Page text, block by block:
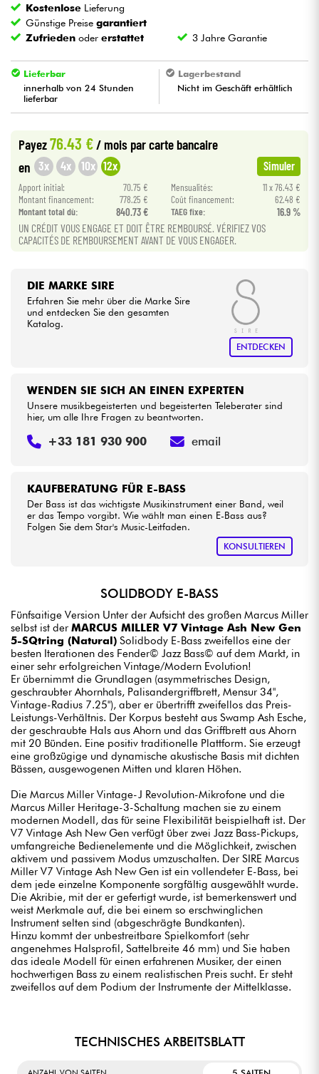
Blasinstrumente
Violinen & Quartett
Kinder
Kabel & Zubehöre
HiFi
Bundle
Kostenlose Lieferung
Günstige Preisegarantiert
Zufrieden odererstattet 3 Jahre Garantie
Lieferbar
innerhalb von 24 Stunden
lieferbar
Lagerbestand
Nicht im Geschäft erhältlich
Payez76.43 €/ mois par carte bancaire
en 3x 4x 10x 12x Simuler
Apport initial: 70.75 € Mensualités:
11 x 76.43 €
Montant financement:
778.25 € Coût financement:
62.48 €
Montant total dù:
840.73 € TAEG fixe: 16.9 %
UN CRÉDIT VOUS ENGAGE ET DOIT ÊTRE REMBOURSÉ. VÉRIFIEZ VOS
CAPACITÉS DE REMBOURSEMENT AVANT DE VOUS ENGAGER.
DIE MARKE SIRE
Erfahren Sie mehr über die Marke Sire
und entdecken Sie den gesamten
Katalog.
ENTDECKEN
KAUFBERATUNG FÜR E-BASS
Der Bass ist das wichtigste Musikinstrument einer Band, weil
er das Tempo vorgibt. Wie wählt man einen E-Bass aus?
Folgen Sie dem Star's Music-Leitfaden.
KONSULTIEREN
WENDEN SIE SICH AN EINEN EXPERTEN
Unsere musikbegeisterten und begeisterten Teleberater sind
hier, um alle Ihre Fragen zu beantworten.
+33 181 930 900 email
SOLIDBODY E-BASS
Fünfsaitige Version Unter der Aufsicht des großen Marcus Miller
selbst ist der MARCUS MILLER V7 Vintage Ash New Gen
5-SQtring (Natural) Solidbody E-Bass zweifellos eine der
besten Iterationen des Fender© Jazz Bass© auf dem Markt, in
einer sehr erfolgreichen Vintage/Modern Evolution!
Er übernimmt die Grundlagen (asymmetrisches Design,
geschraubter Ahornhals, Palisandergriffbrett, Mensur 34",
Vintage-Radius 7.25"), aber er übertrifft zweifellos das Preis-
Leistungs-Verhältnis. Der Korpus besteht aus Swamp Ash Esche,
der geschraubte Hals aus Ahorn und das Griffbrett aus Ahorn
mit 20 Bünden. Eine positiv traditionelle Plattform. Sie erzeugt
eine großzügige und dynamische akustische Basis mit dichten
Bässen, ausgewogenen Mitten und klaren Höhen.
Die Marcus Miller Vintage-J Revolution-Mikrofone und die
Marcus Miller Heritage-3-Schaltung machen sie zu einem
modernen Modell, das für seine Flexibilität beispielhaft ist. Der
V7 Vintage Ash New Gen verfügt über zwei Jazz Bass-Pickups,
umfangreiche Bedienelemente und die Möglichkeit, zwischen
aktivem und passivem Modus umzuschalten. Der SIRE Marcus
Miller V7 Vintage Ash New Gen ist ein vollendeter E-Bass, bei
dem jede einzelne Komponente sorgfältig ausgewählt wurde.
Die Akribie, mit der er gefertigt wurde, ist bemerkenswert und
weist Merkmale auf, die bei einem so erschwinglichen
Instrument selten sind (abgeschrägte Bundkanten).
Hinzu kommt der unbestreitbare Spielkomfort (sehr
angenehmes Halsprofil, Sattelbreite 46 mm) und Sie haben
das ideale Modell für einen erfahrenen Musiker, der einen
hochwertigen Bass zu einem realistischen Preis sucht. Er steht
zweifellos auf dem Podium der Instrumente der Mittelklasse.
TECHNISCHES ARBEITSBLATT